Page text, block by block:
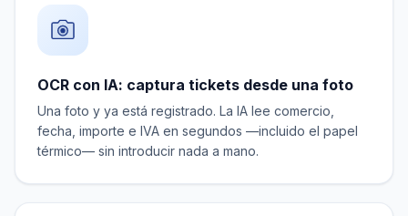
OCR con IA: captura tickets desde una foto
Una foto y ya está registrado. La IA lee comercio,
fecha, importe e IVA en segundos —incluido el papel
térmico— sin introducir nada a mano.